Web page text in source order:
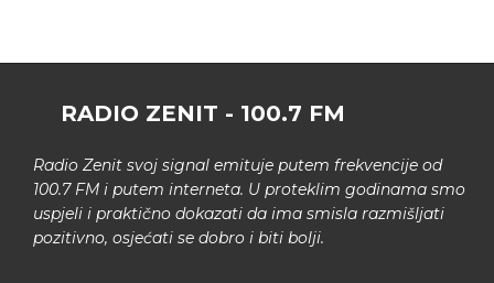
RADIO ZENIT - 100.7 FM
Radio Zenit svoj signal emituje putem frekvencije od
100.7 FM i putem interneta. U proteklim godinama smo
uspjeli i praktično dokazati da ima smisla razmišljati
pozitivno, osjećati se dobro i biti bolji.